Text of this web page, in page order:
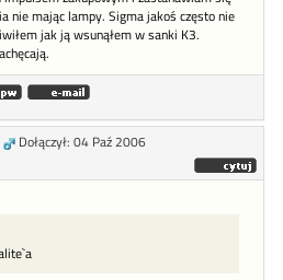
nie mając lampy. Sigma jakoś często nie
jak ją wsunąłem w sanki K3.
Dołączył: 04 Paź 2006